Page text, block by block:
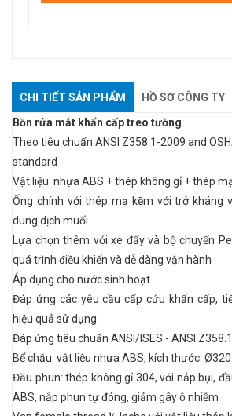
CHI TIẾT SẢN PHẨM
HỒ SƠ CÔNG TY
Bồn rửa mắt khẩn cấp treo tường
Theo tiêu chuẩn ANSI Z358.1-2009 and
standard
Vật liệu: nhựa ABS + thép không gỉ + thép
Ống chính với thép mạ kẽm với trở kháng
dung dịch muối
Lựa chọn thêm với xe đẩy và bộ chuyển
quá trình điều khiển và dễ dàng vận hành
Áp dụng cho nước sinh hoạt
Đáp ứng các yêu cầu cấp cứu khẩn cấp,
hiệu quả sử dụng
Đáp ứng tiêu chuẩn ANSI/ISES - ANSI
Bể chậu: vật liệu nhựa ABS, kích thước:
Đầu phun: thép không gỉ 304, với nắp bụi,
ABS, nắp phun tự đóng, giảm gây ô nhiễm